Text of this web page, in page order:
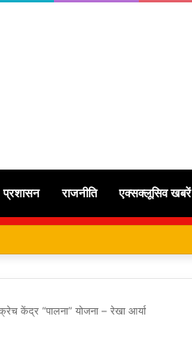
प्रशासन राजनीति एक्सक्लूसिव खबरें
केंद्र “पालना” योजना – रेखा आर्या